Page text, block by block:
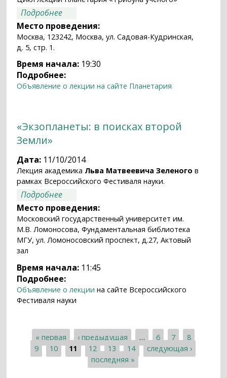
Подробнее
седьмого континента. Исследования
Луны: вчера-сегодня-завтра
Место проведения:
Москва, 123242, Москва, ул. Садовая-Кудринская,
д. 5, стр. 1.
Время начала: 19:30
Подробнее:
Объявление о лекции на сайте Планетария
«Экзопланеты: в поисках второй
Земли»
Дата: 11/10/2014
Лекция академика Льва Матвеевича Зеленого в
рамках Всероссийского Фестиваля науки.
Подробнее
Земли»
Место проведения:
Московский государственный университет им.
М.В. Ломоносова, Фундаментальная библиотека
МГУ, ул. Ломоносовский проспект, д.27, Актовый
зал
Время начала: 11:45
Подробнее:
Объявление о лекции на сайте Всероссийского
Фестиваля науки
Страницы
« первая ‹ предыдущая … 6 7
8
9
10 11 12 13 14
следующая ›
последняя »